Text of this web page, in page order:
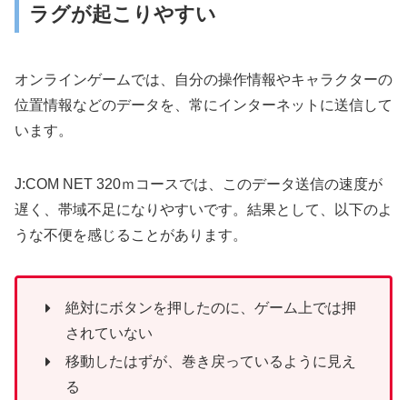
ラグが起こりやすい
オンラインゲームでは、自分の操作情報やキャラクターの
位置情報などのデータを、常にインターネットに送信して
います。
J:COM NET 320ｍコースでは、このデータ送信の速度が
遅く、帯域不足になりやすいです。結果として、以下のよ
うな不便を感じることがあります。
絶対にボタンを押したのに、ゲーム上では押
されていない
移動したはずが、巻き戻っているように見え
る